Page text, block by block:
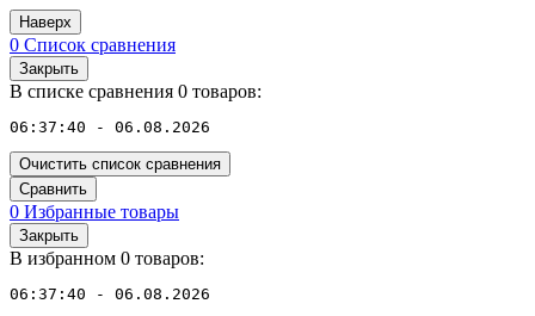
Наверх
0 Список сравнения
Закрыть
В списке сравнения 0 товаров:
06:37:40 - 06.08.2026
Очистить список сравнения
Сравнить
0 Избранные товары
Закрыть
В избранном 0 товаров:
06:37:40 - 06.08.2026